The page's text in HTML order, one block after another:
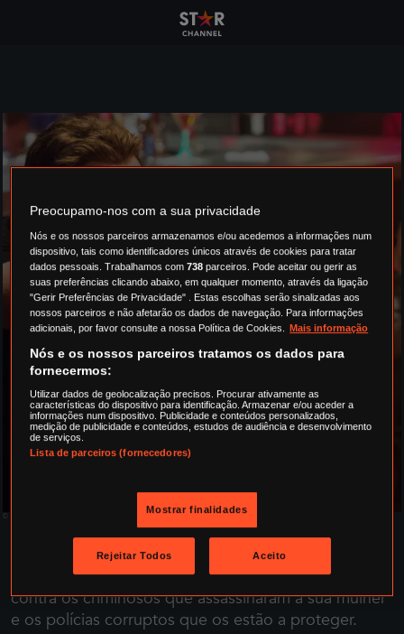
HORA DE
VINGANÇA
SINOPSE
Nada pode saciar a sede de vingança de Stanley Hill
contra os criminosos que assassinaram a sua mulher
e os polícias corruptos que os estão a proteger.
Preocupamo-nos com a sua privacidade
Nós e os nossos parceiros armazenamos e/ou acedemos a informações num
dispositivo, tais como identificadores únicos através de cookies para tratar
dados pessoais. Trabalhamos com738 parceiros. Pode aceitar ou gerir as
suas preferências clicando abaixo, em qualquer momento, através da ligação
"Gerir Preferências de Privacidade" . Estas escolhas serão sinalizadas aos
nossos parceiros e não afetarão os dados de navegação. Para informações
adicionais, por favor consulte a nossa Política de Cookies. Mais informação
Nós e os nossos parceiros tratamos os dados para
fornecermos:
Utilizar dados de geolocalização precisos. Procurar ativamente as
características do dispositivo para identificação. Armazenar e/ou aceder a
informações num dispositivo. Publicidade e conteúdos personalizados,
medição de publicidade e conteúdos, estudos de audiência e desenvolvimento
de serviços.
Lista de parceiros (fornecedores)
Mostrar finalidades
Rejeitar Todos Aceito